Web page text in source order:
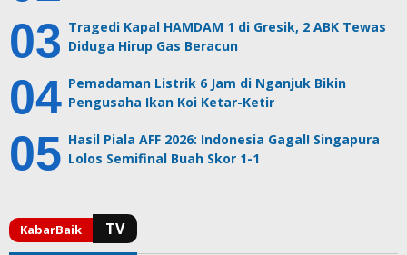
Tragedi Kapal HAMDAM 1 di Gresik, 2 ABK Tewas
Diduga Hirup Gas Beracun
Pemadaman Listrik 6 Jam di Nganjuk Bikin
Pengusaha Ikan Koi Ketar-Ketir
Hasil Piala AFF 2026: Indonesia Gagal! Singapura
Lolos Semifinal Buah Skor 1-1